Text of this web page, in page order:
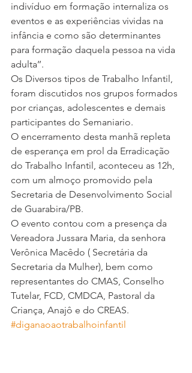
indivíduo em formação internaliza os
eventos e as experiências vividas na
infância e como são determinantes
para formação daquela pessoa na vida
adulta’’.
Os Diversos tipos de Trabalho Infantil,
foram discutidos nos grupos formados
por crianças, adolescentes e demais
participantes do Semaniario.
O encerramento desta manhã repleta
de esperança em prol da Erradicação
do Trabalho Infantil, aconteceu as 12h,
com um almoço promovido pela
Secretaria de Desenvolvimento Social
de Guarabira/PB.
O evento contou com a presença da
Vereadora Jussara Maria, da senhora
Verônica Macêdo ( Secretária da
Secretaria da Mulher), bem como
representantes do CMAS, Conselho
Tutelar, FCD, CMDCA, Pastoral da
Criança, Anajô e do CREAS.
#diganaoaotrabalhoinfantil